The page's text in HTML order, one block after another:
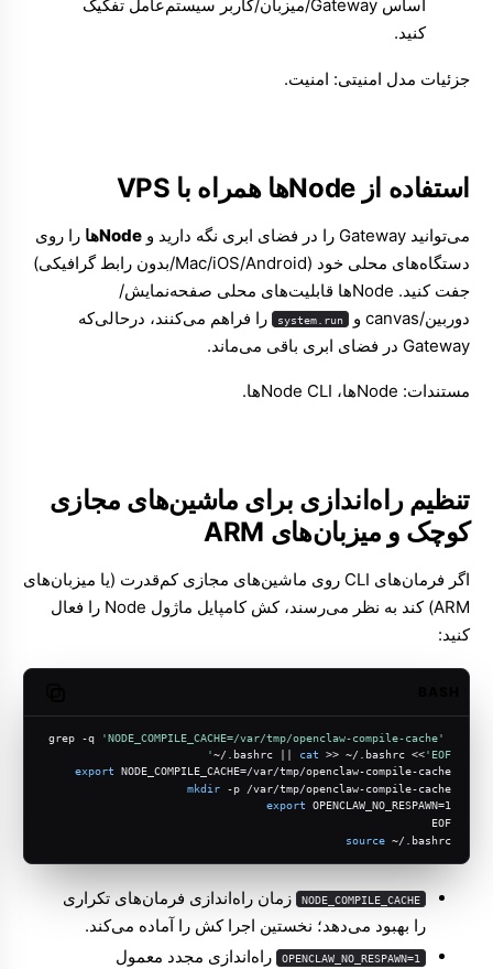
اساس Gateway/میزبان/کاربر سیستم‌عامل تفکیک
کنید.
جزئیات مدل امنیتی: امنیت.
استفاده از Nodeها همراه با VPS
می‌توانید Gateway را در فضای ابری نگه دارید و Nodeها
را روی
دستگاه‌های محلی خود (Mac/iOS/Android/بدون رابط گرافیکی)
جفت کنید. Nodeها قابلیت‌های محلی صفحه‌نمایش/
دوربین/canvas و
system.run را فراهم می‌کنند، درحالی‌که
Gateway در فضای ابری باقی می‌ماند.
مستندات: Nodeها ، CLI ‏Nodeها .
تنظیم راه‌اندازی برای ماشین‌های مجازی
کوچک و میزبان‌های ARM
اگر فرمان‌های CLI روی ماشین‌های مجازی کم‌قدرت (یا میزبان‌های
ARM) کند به نظر می‌رسند، کش کامپایل ماژول Node را فعال
کنید:
grep -q
'NODE_COMPILE_CACHE=/var/tmp/openclaw-compile-cache'
~/.bashrc || cat >> ~/.bashrc <<'EOF'
export NODE_COMPILE_CACHE=/var/tmp/openclaw-compile-cache
mkdir -p /var/tmp/openclaw-compile-cache
export OPENCLAW_NO_RESPAWN=1
EOF
source ~/.bashrc
NODE_COMPILE_CACHE زمان راه‌اندازی فرمان‌های تکراری
را بهبود می‌دهد؛ نخستین اجرا کش را آماده می‌کند.
OPENCLAW_NO_RESPAWN=1 راه‌اندازی مجدد معمول